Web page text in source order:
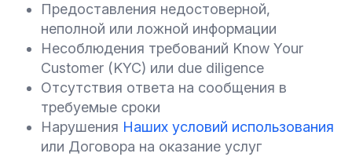
Предоставления недостоверной,
неполной или ложной информации
Несоблюдения требований Know Your
Customer (KYC) или due diligence
Отсутствия ответа на сообщения в
требуемые сроки
Нарушения Наших условий использования
или Договора на оказание услуг